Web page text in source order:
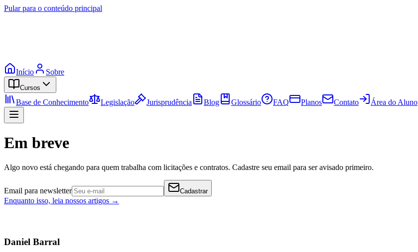
Pular para o conteúdo principal
Início Sobre
Cursos
Base de Conhecimento Legislação Jurisprudência Blog Glossário FAQ Planos Contato Área do Aluno
Em breve
Algo novo está chegando para quem trabalha com licitações e contratos. Cadastre seu email para ser avisado primeiro.
Email para newsletter Cadastrar
Enquanto isso, leia nossos artigos →
Daniel Barral